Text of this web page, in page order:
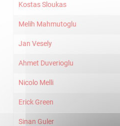
Kostas Sloukas
Melih Mahmutoglu
Jan Vesely
Ahmet Duverioglu
Nicolo Melli
Erick Green
Sinan Guler